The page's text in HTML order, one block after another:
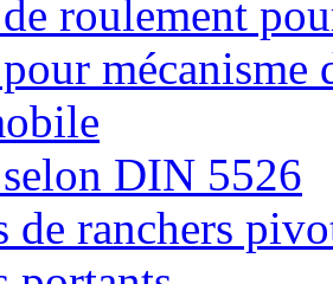
roulement
mécanisme
DIN 5526
de ranchers